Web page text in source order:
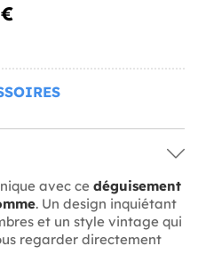
avec ce déguisement
. Un design inquiétant
et un style vintage qui
regarder directement